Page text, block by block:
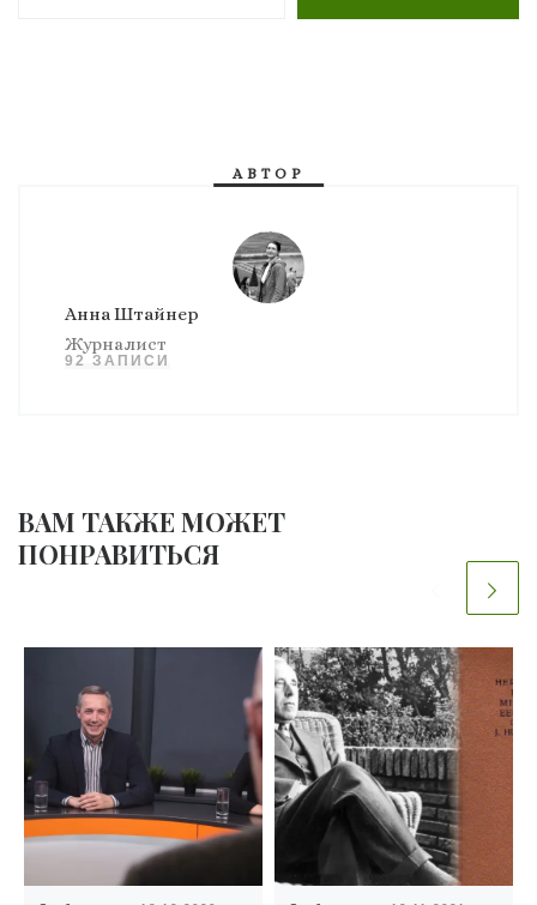
АВТОР
Анна Штайнер
Журналист
92 ЗАПИСИ
ВАМ ТАКЖЕ МОЖЕТ
ПОНРАВИТЬСЯ